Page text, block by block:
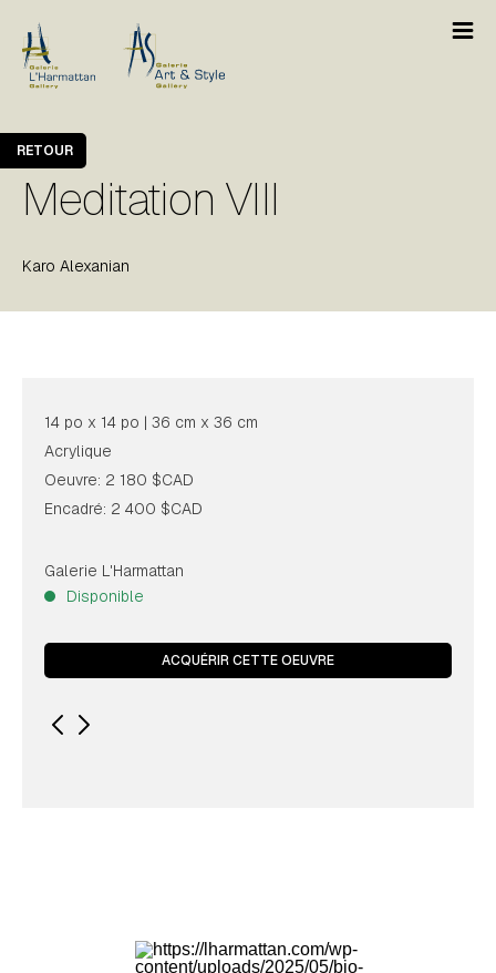
Meditation VIII
Karo Alexanian
RETOUR
14 po x 14 po | 36 cm x 36 cm
Acrylique
Oeuvre: 2 180 $CAD
Encadré: 2 400 $CAD
Galerie L'Harmattan
Disponible
ACQUÉRIR CETTE OEUVRE